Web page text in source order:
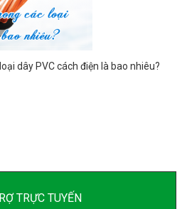
dây PVC cách điện là bao nhiêu?
TRỰC TUYẾN